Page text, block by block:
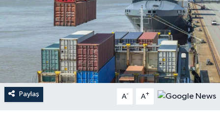
Paylaş A- A+